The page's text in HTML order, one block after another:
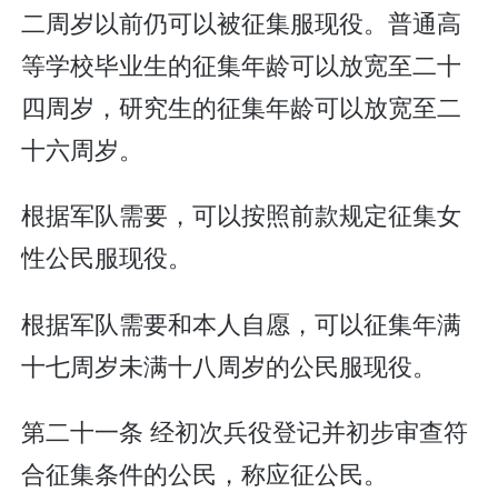
二周岁以前仍可以被征集服现役。普通高
等学校毕业生的征集年龄可以放宽至二十
四周岁，研究生的征集年龄可以放宽至二
十六周岁。
根据军队需要，可以按照前款规定征集女
性公民服现役。
根据军队需要和本人自愿，可以征集年满
十七周岁未满十八周岁的公民服现役。
第二十一条 经初次兵役登记并初步审查符
合征集条件的公民，称应征公民。